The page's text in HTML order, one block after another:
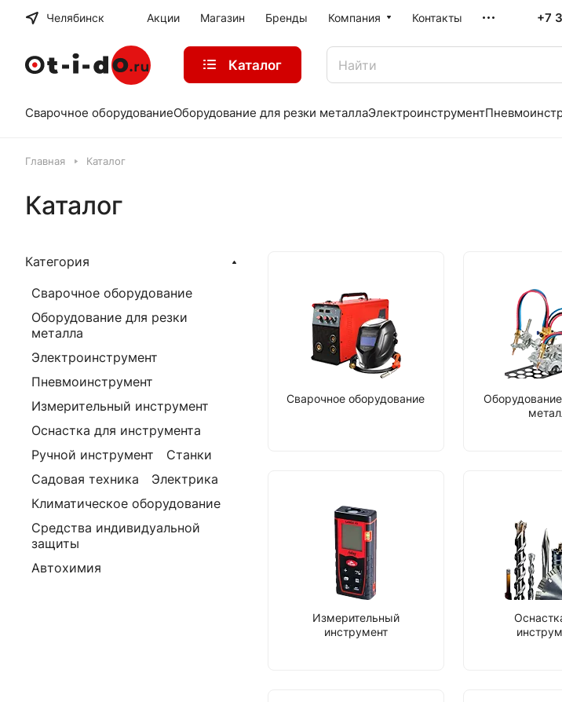
Челябинск Акции Магазин Бренды Компания Контакты +7
Каталог
Сварочное оборудованиеОборудование для резки металлаЭлектроинструмент
Главная Каталог
Каталог
Сварочное оборудование
Измерительный
инструмент
Категория
Сварочное оборудование
Оборудование для резки
металла
Электроинструмент
Пневмоинструмент
Измерительный инструмент
Оснастка для инструмента
Ручной инструмент
Станки
Садовая техника
Электрика
Климатическое оборудование
Средства индивидуальной
защиты
Автохимия